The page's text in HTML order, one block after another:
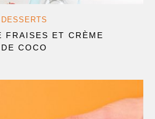
DESSERTS
FRAISES ET CRÈME
DE COCO